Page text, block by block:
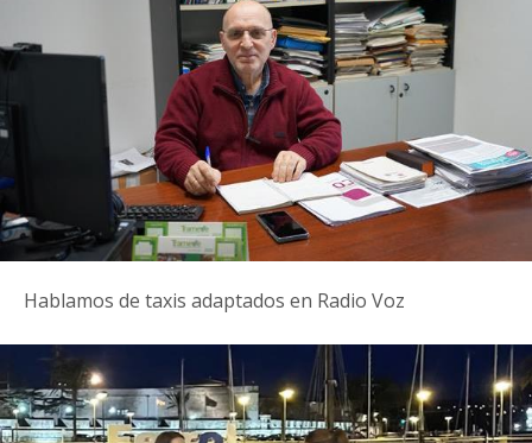
Hablamos de taxis adaptados en Radio Voz